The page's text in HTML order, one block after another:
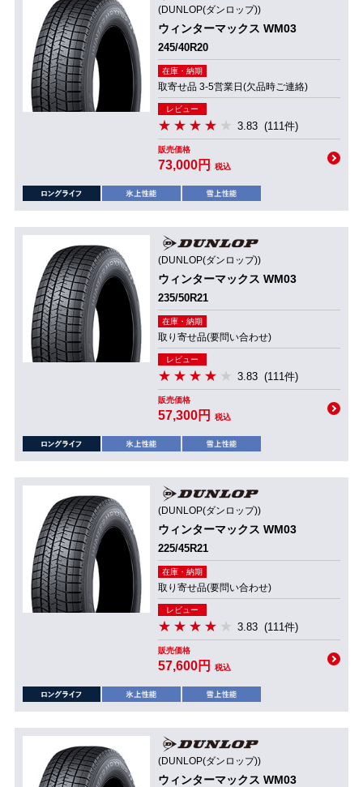
(DUNLOP(ダンロップ))
ウィンターマックス WM03
245/40R20
在庫・納期
取寄せ品 3-5営業日(欠品時ご連絡)
レビュー
3.83 (111件)
販売価格
73,000円 税込
(DUNLOP(ダンロップ))
ウィンターマックス WM03
235/50R21
在庫・納期
取り寄せ品(要問い合わせ)
レビュー
3.83 (111件)
販売価格
57,300円 税込
(DUNLOP(ダンロップ))
ウィンターマックス WM03
225/45R21
在庫・納期
取り寄せ品(要問い合わせ)
レビュー
3.83 (111件)
販売価格
57,600円 税込
(DUNLOP(ダンロップ))
ウィンターマックス WM03